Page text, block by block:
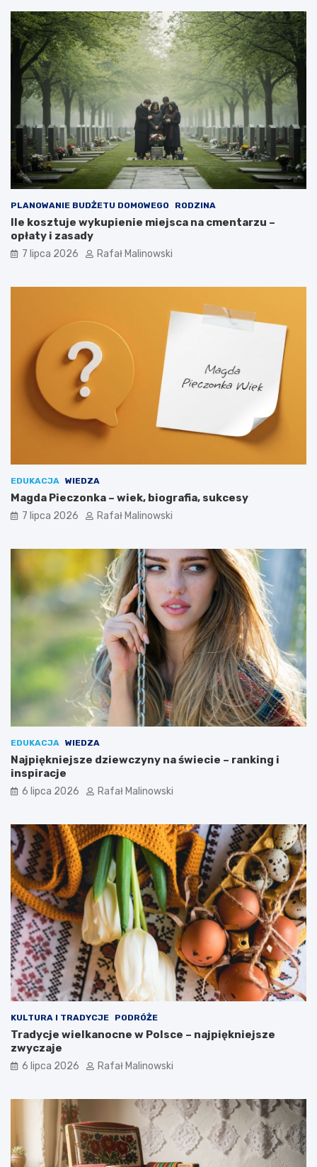
PLANOWANIE BUDŻETU DOMOWEGO RODZINA
Ile kosztuje wykupienie miejsca na cmentarzu –
opłaty i zasady
7 lipca 2026 Rafał Malinowski
EDUKACJA WIEDZA
Magda Pieczonka – wiek, biografia, sukcesy
7 lipca 2026 Rafał Malinowski
EDUKACJA WIEDZA
Najpiękniejsze dziewczyny na świecie – ranking i
inspiracje
6 lipca 2026 Rafał Malinowski
KULTURA I TRADYCJE PODRÓŻE
Tradycje wielkanocne w Polsce – najpiękniejsze
zwyczaje
6 lipca 2026 Rafał Malinowski